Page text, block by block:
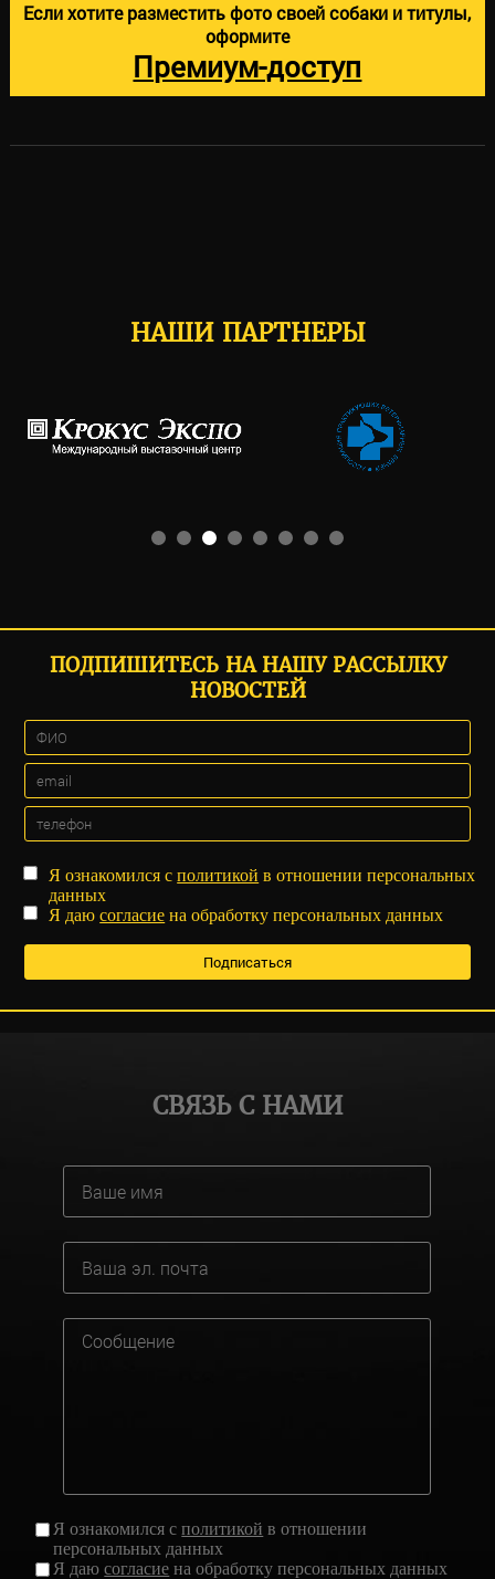
Если хотите разместить фото своей собаки и титулы,
оформите
Премиум-доступ
НАШИ ПАРТНЕРЫ
ПОДПИШИТЕСЬ НА НАШУ РАССЫЛКУ
НОВОСТЕЙ
Я ознакомился сполитикой в отношении персональных
данных
Я даюсогласие на обработку персональных данных
СВЯЗЬ С НАМИ
Я ознакомился сполитикой в отношении
персональных данных
Я даюсогласие на обработку персональных данных